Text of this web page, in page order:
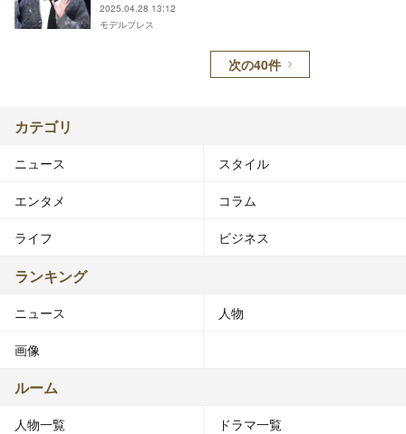
2025.04.28 13:12
モデルプレス
次の40件
カテゴリ
ニュース スタイル
エンタメ コラム
ライフ ビジネス
ランキング
ニュース 人物
画像
ルーム
人物一覧 ドラマ一覧